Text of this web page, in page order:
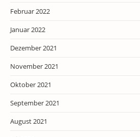
Februar 2022
Januar 2022
Dezember 2021
November 2021
Oktober 2021
September 2021
August 2021